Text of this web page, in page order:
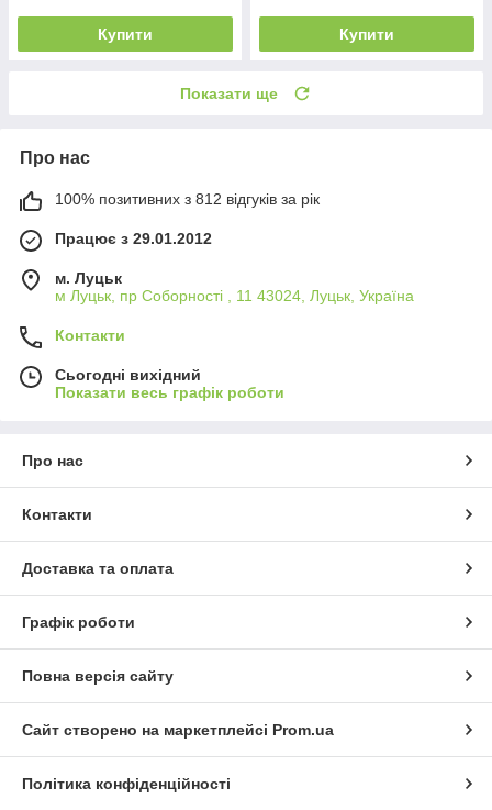
Купити Купити
Показати ще
Про нас
100% позитивних з 812 відгуків за рік
Працює з 29.01.2012
м. Луцьк
м Луцьк, пр Соборності , 11 43024, Луцьк, Україна
Контакти
Сьогодні вихідний
Показати весь графік роботи
Про нас
Контакти
Доставка та оплата
Графік роботи
Повна версія сайту
Сайт створено на маркетплейсі Prom.ua
Політика конфіденційності